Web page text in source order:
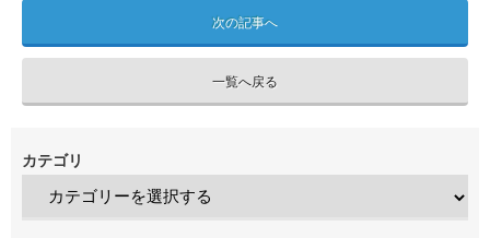
次の記事へ
一覧へ戻る
カテゴリ